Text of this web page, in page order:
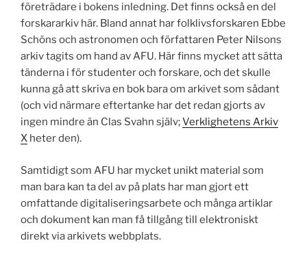
företrädare i bokens inledning. Det finns också en del
forskararkiv här. Bland annat har folklivsforskaren Ebbe
Schöns och astronomen och författaren Peter Nilsons
arkiv tagits om hand av AFU. Här finns mycket att sätta
tänderna i för studenter och forskare, och det skulle
kunna gå att skriva en bok bara om arkivet som sådant
(och vid närmare eftertanke har det redan gjorts av
ingen mindre än Clas Svahn själv;Verklighetens Arkiv
X heter den).
Samtidigt som AFU har mycket unikt material som
man bara kan ta del av på plats har man gjort ett
omfattande digitaliseringsarbete och många artiklar
och dokument kan man få tillgång till elektroniskt
direkt via arkivets webbplats.